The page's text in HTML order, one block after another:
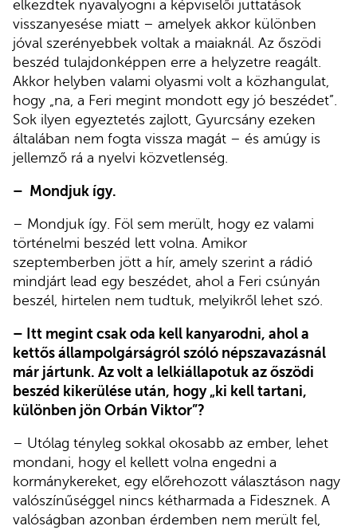
elkezdtek nyavalyogni a képviselői juttatások
visszanyesése miatt – amelyek akkor különben
jóval szerényebbek voltak a maiaknál. Az őszödi
beszéd tulajdonképpen erre a helyzetre reagált.
Akkor helyben valami olyasmi volt a közhangulat,
hogy „na, a Feri megint mondott egy jó beszédet”.
Sok ilyen egyeztetés zajlott, Gyurcsány ezeken
általában nem fogta vissza magát – és amúgy is
jellemző rá a nyelvi közvetlenség.
– Mondjuk így.
– Mondjuk így. Föl sem merült, hogy ez valami
történelmi beszéd lett volna. Amikor
szeptemberben jött a hír, amely szerint a rádió
mindjárt lead egy beszédet, ahol a Feri csúnyán
beszél, hirtelen nem tudtuk, melyikről lehet szó.
– Itt megint csak oda kell kanyarodni, ahol a
kettős állampolgárságról szóló népszavazásnál
már jártunk. Az volt a lelkiállapotuk az őszödi
beszéd kikerülése után, hogy „ki kell tartani,
különben jön Orbán Viktor”?
– Utólag tényleg sokkal okosabb az ember, lehet
mondani, hogy el kellett volna engedni a
kormánykereket, egy előrehozott választáson nagy
valószínűséggel nincs kétharmada a Fidesznek. A
valóságban azonban érdemben nem merült fel,